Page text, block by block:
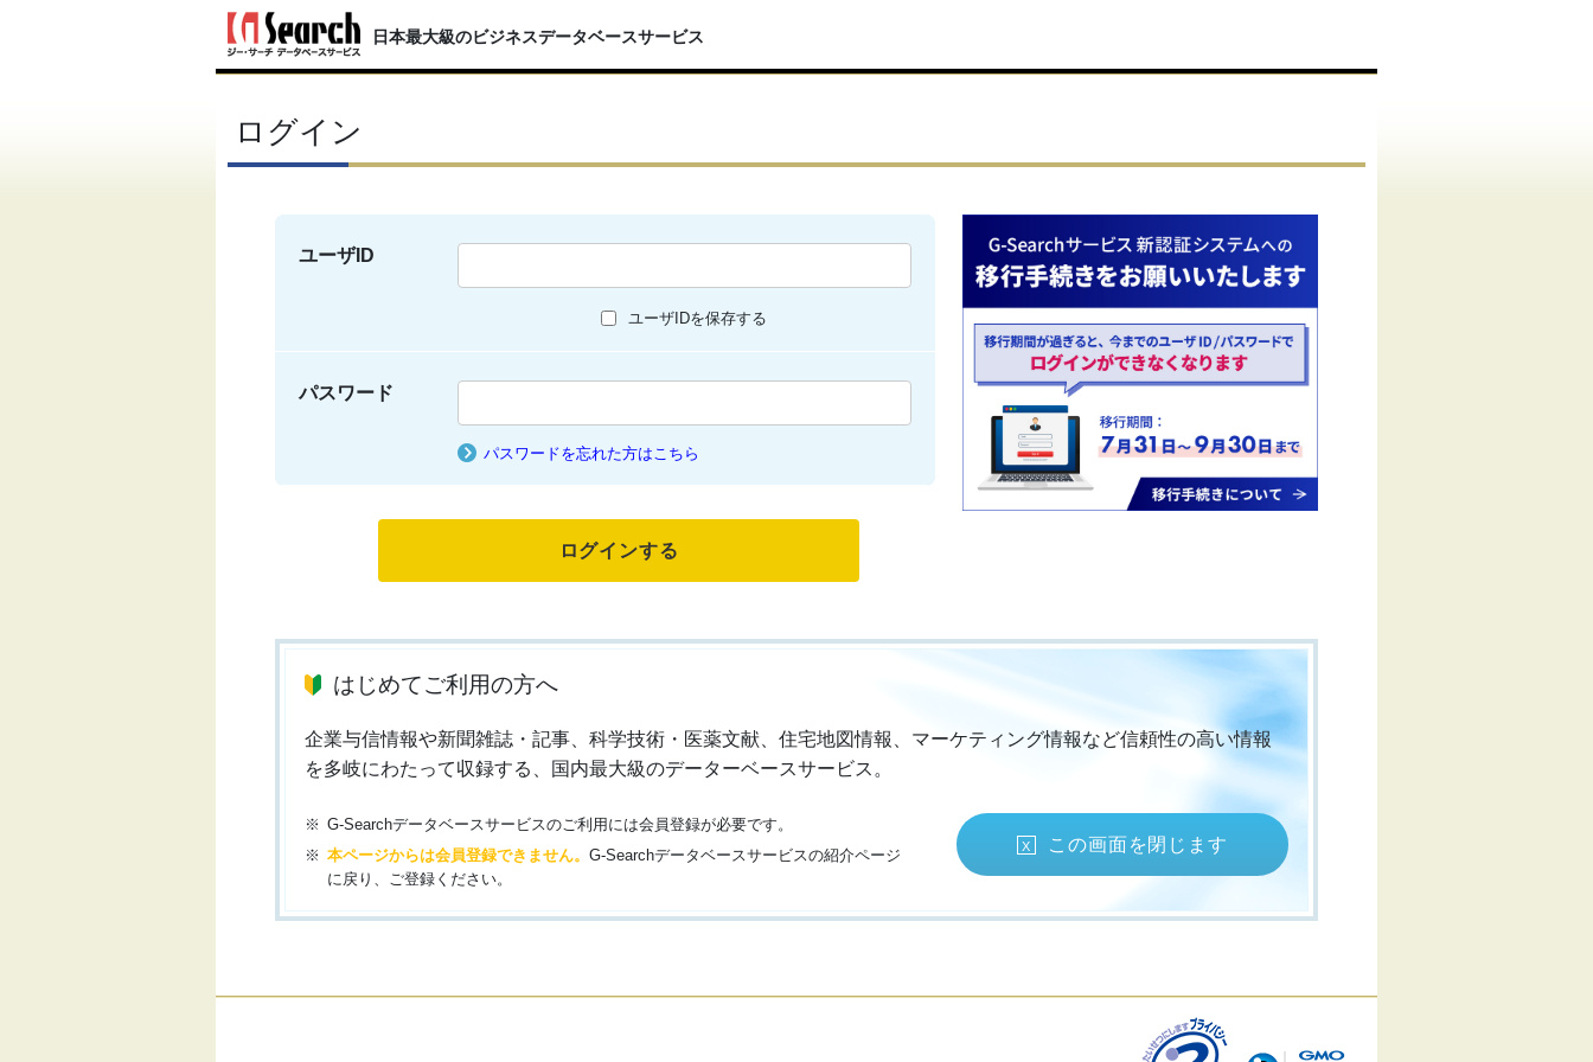
日本最大級のビジネスデータベースサービス
ログイン
ユーザID
ユーザIDを保存する
パスワード
パスワードを忘れた方はこちら
はじめてご利用の方へ
企業与信情報や新聞雑誌・記事、科学技術・医薬文献、住宅地図情報、マーケティング情報など信頼性の高い情報
を多岐にわたって収録する、国内最大級のデーターベースサービス。
G-Searchデータベースサービスのご利用には会員登録が必要です。
本ページからは会員登録できません。G-Searchデータベースサービスの紹介ページ
に戻り、ご登録ください。
この画面を閉じます